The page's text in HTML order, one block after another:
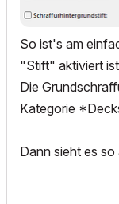
So ist's am
"Stift" aktiviert
Die
Kategorie
Dann sieht es so